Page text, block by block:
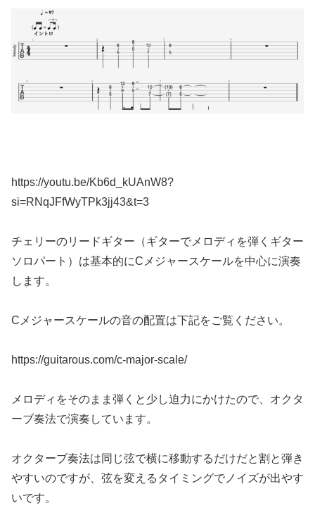
https://youtu.be/Kb6d_kUAnW8?
si=RNqJFfWyTPk3jj43&t=3
チェリーのリードギター（ギターでメロディを弾くギター
ソロパート）は基本的にCメジャースケールを中心に演奏
します。
Cメジャースケールの音の配置は下記をご覧ください。
https://guitarous.com/c-major-scale/
メロディをそのまま弾くと少し迫力にかけたので、オクタ
ーブ奏法で演奏しています。
オクターブ奏法は同じ弦で横に移動するだけだと割と弾き
やすいのですが、弦を変えるタイミングでノイズが出やす
いです。